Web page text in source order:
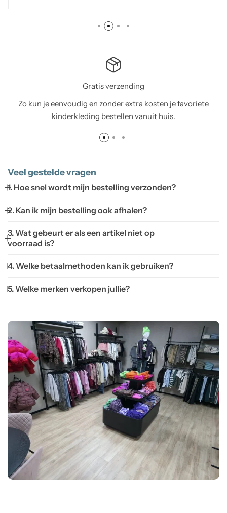
Gratis verzending
Zo kun je eenvoudig en zonder extra kosten je favoriete
kinderkleding bestellen vanuit huis.
Veel gestelde vragen
1. Hoe snel wordt mijn bestelling verzonden?
2. Kan ik mijn bestelling ook afhalen?
3. Wat gebeurt er als een artikel niet op
voorraad is?
4. Welke betaalmethoden kan ik gebruiken?
5. Welke merken verkopen jullie?